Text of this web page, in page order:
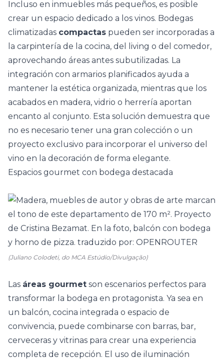
Incluso en inmuebles más pequeños, es posible
crear un espacio dedicado a los vinos. Bodegas
climatizadas compactas pueden ser incorporadas a
la carpintería de la cocina, del living o del comedor,
aprovechando áreas antes subutilizadas. La
integración con armarios planificados ayuda a
mantener la estética organizada, mientras que los
acabados en madera, vidrio o herrería aportan
encanto al conjunto. Esta solución demuestra que
no es necesario tener una gran colección o un
proyecto exclusivo para incorporar el universo del
vino en la decoración de forma elegante.
Espacios gourmet con bodega destacada
(Juliano Colodeti, do MCA Estúdio/Divulgação)
Las áreas gourmet son escenarios perfectos para
transformar la bodega en protagonista. Ya sea en
un balcón, cocina integrada o espacio de
convivencia, puede combinarse con barras, bar,
cerveceras y vitrinas para crear una experiencia
completa de recepción. El uso de iluminación